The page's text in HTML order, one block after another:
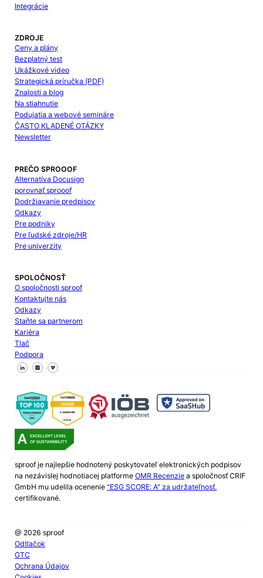
Integrácie
ZDROJE
Ceny a plány
Bezplatný test
Ukážkové video
Strategická príručka (PDF)
Znalosti a blog
Na stiahnutie
Podujatia a webové semináre
ČASTO KLADENÉ OTÁZKY
Newsletter
PREČO SPROOOF
Alternatíva Docusign
porovnať sprooof
Dodržiavanie predpisov
Odkazy
Pre podniky
Pre ľudské zdroje/HR
Pre univerzity
SPOLOČNOSŤ
O spoločnosti sproof
Kontaktujte nás
Odkazy
Staňte sa partnerom
Kariéra
Tlač
Podpora
Sledujte nás na Facebooku
Sledujte nás na X
Sledujte nás na LinkedIn
sproof je najlepšie hodnotený poskytovateľ elektronických podpisov
na nezávislej hodnotiacej platforme OMR Recenziea spoločnosť CRIF
GmbH mu udelila ocenenie "ESG SCORE: A" za udržateľnosť.
certifikované.
@ 2026 sproof
Odtlačok
GTC
Ochrana Údajov